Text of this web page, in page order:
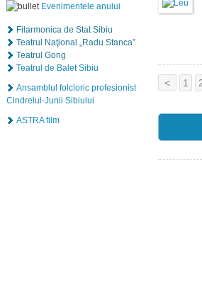
Evenimentele anului
Filarmonica de Stat Sibiu
Teatrul Naţional „Radu Stanca”
Teatrul Gong
Teatrul de Balet Sibiu
Ansamblul folcloric profesionist
Cindrelul-Junii Sibiului
ASTRA film
< 1